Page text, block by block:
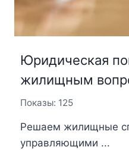
Юридическая
жилищным
Показы: 125
Решаем жилищные
управляющими ...